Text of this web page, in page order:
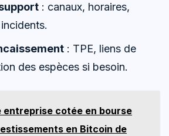
: canaux, horaires,
: TPE, liens de
des espèces si besoin.
entreprise cotée en bourse
en Bitcoin de